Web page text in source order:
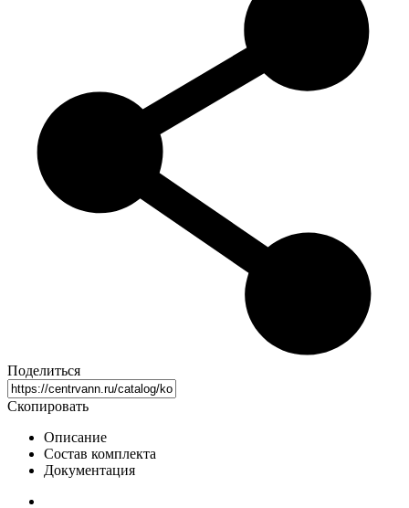
Поделиться
Скопировать
Описание
Состав комплекта
Документация